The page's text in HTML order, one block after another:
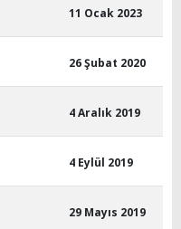
11 Ocak 2023
26 Şubat 2020
4 Aralık 2019
4 Eylül 2019
29 Mayıs 2019